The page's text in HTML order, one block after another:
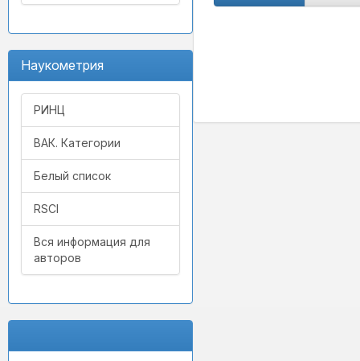
Наукометрия
РИНЦ
ВАК. Категории
Белый список
RSCI
Вся информация для
авторов